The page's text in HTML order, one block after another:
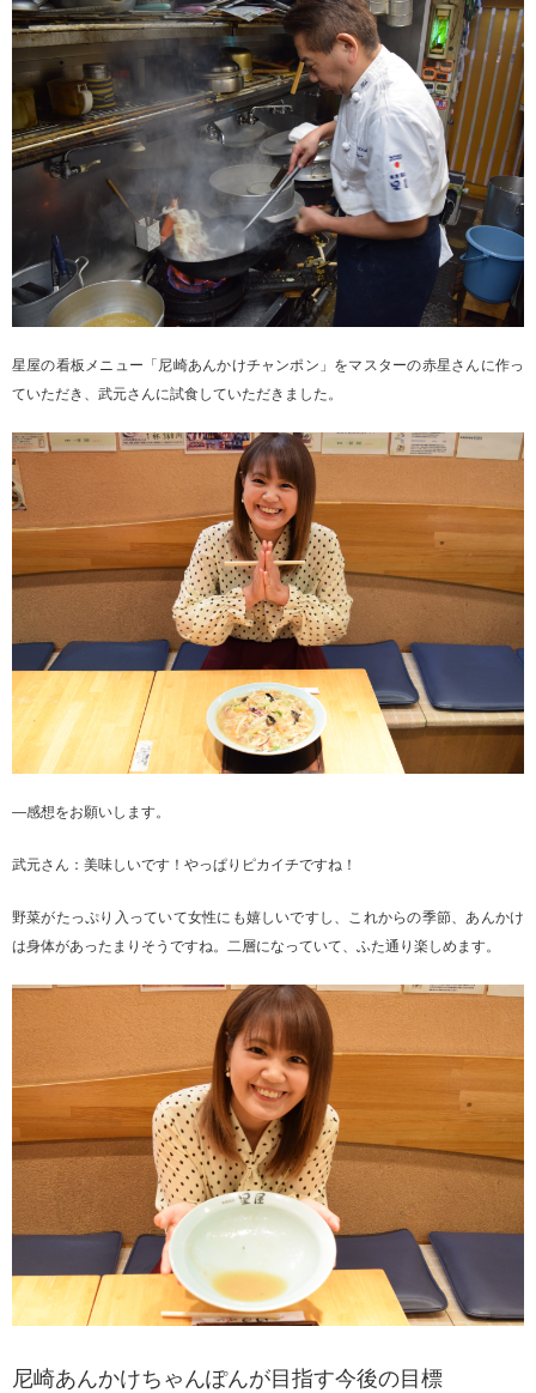
星屋の看板メニュー「尼崎あんかけチャンポン」をマスターの赤星さんに作っ
ていただき、武元さんに試食していただきました。
―感想をお願いします。
武元さん：美味しいです！やっぱりピカイチですね！
野菜がたっぷり入っていて女性にも嬉しいですし、これからの季節、あんかけ
は身体があったまりそうですね。二層になっていて、ふた通り楽しめます。
尼崎あんかけちゃんぽんが目指す今後の目標